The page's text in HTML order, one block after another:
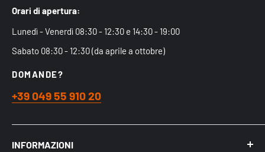
Orari di apertura:
Lunedì - Venerdì 08:30 - 12:30 e 14:30 - 19:00
Sabato 08:30 - 12:30 (da aprile a ottobre)
DOMANDE?
+39 049 55 910 20
INFORMAZIONI